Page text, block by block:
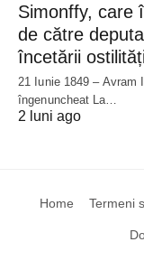
Simonffy, care
de către
încetării
21 Iunie 1849 – Avram
îngenuncheat La…
2 luni ago
Home Termeni